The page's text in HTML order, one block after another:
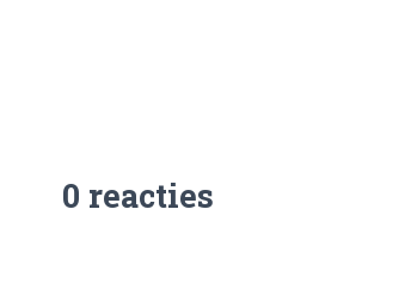
0 reacties